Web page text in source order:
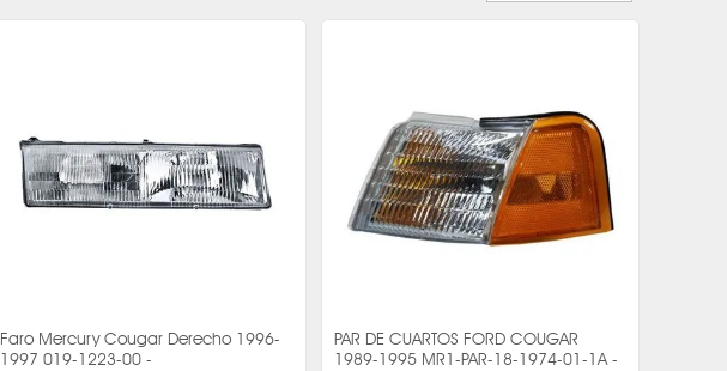
Faro Mercury Cougar Derecho 1996-
1997 019-1223-00 -
PAR DE CUARTOS FORD COUGAR
1989-1995 MR1-PAR-18-1974-01-1A -